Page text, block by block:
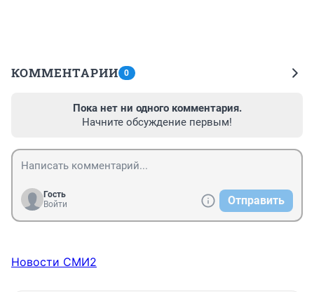
КОММЕНТАРИИ 0
Пока нет ни одного комментария.
Начните обсуждение первым!
Гость
Войти
Отправить
Новости СМИ2